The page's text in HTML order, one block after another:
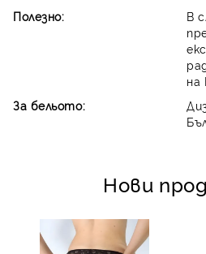
Полезно:
В
на
За бельото:
Нови